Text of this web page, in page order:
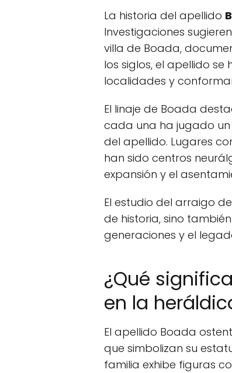
La historia del apellido
Investigaciones
villa de Boada,
los siglos, el apellido
localidades y
El linaje de Boada
cada una ha jugado
del apellido. Lugares
han sido centros
expansión y el
El estudio del arraigo
de historia, sino
generaciones y el
¿Qué
en la
El apellido Boada
que simbolizan su
familia exhibe figuras